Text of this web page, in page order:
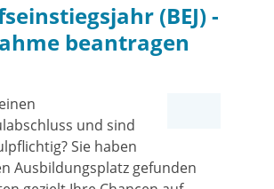
(BEJ) -
beantragen
und sind
Sie haben
Ausbildungsplatz gefunden